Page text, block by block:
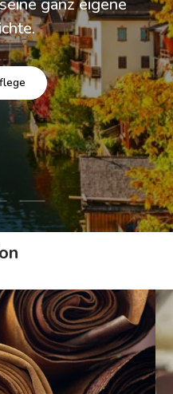
ganz eigene
1 von 3
laden 2 von 3
Folie laden 3 von 3